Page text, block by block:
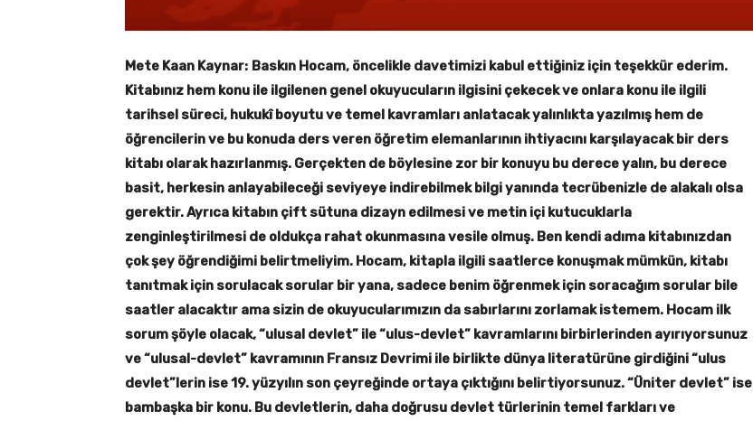
Mete Kaan Kaynar: Baskın Hocam, öncelikle davetimizi kabul ettiğiniz için teşekkür ederim.
Kitabınız hem konu ile ilgilenen genel okuyucuların ilgisini çekecek ve onlara konu ile ilgili
tarihsel süreci, hukukî boyutu ve temel kavramları anlatacak yalınlıkta yazılmış hem de
öğrencilerin ve bu konuda ders veren öğretim elemanlarının ihtiyacını karşılayacak bir ders
kitabı olarak hazırlanmış. Gerçekten de böylesine zor bir konuyu bu derece yalın, bu derece
basit, herkesin anlayabileceği seviyeye indirebilmek bilgi yanında tecrübenizle de alakalı olsa
gerektir. Ayrıca kitabın çift sütuna dizayn edilmesi ve metin içi kutucuklarla
zenginleştirilmesi de oldukça rahat okunmasına vesile olmuş. Ben kendi adıma kitabınızdan
çok şey öğrendiğimi belirtmeliyim. Hocam, kitapla ilgili saatlerce konuşmak mümkün, kitabı
tanıtmak için sorulacak sorular bir yana, sadece benim öğrenmek için soracağım sorular bile
saatler alacaktır ama sizin de okuyucularımızın da sabırlarını zorlamak istemem. Hocam ilk
sorum şöyle olacak, “ulusal devlet” ile “ulus-devlet” kavramlarını birbirlerinden ayırıyorsunuz
ve “ulusal-devlet” kavramının Fransız Devrimi ile birlikte dünya literatürüne girdiğini “ulus
devlet”lerin ise 19. yüzyılın son çeyreğinde ortaya çıktığını belirtiyorsunuz. “Üniter devlet” ise
bambaşka bir konu. Bu devletlerin, daha doğrusu devlet türlerinin temel farkları ve